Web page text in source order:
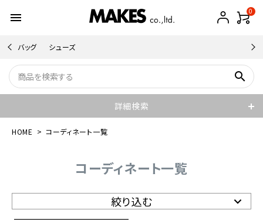
menu 0
バッグ シューズ
search
詳細検索
HOME コーディネート一覧
コーディネート一覧
絞り込む